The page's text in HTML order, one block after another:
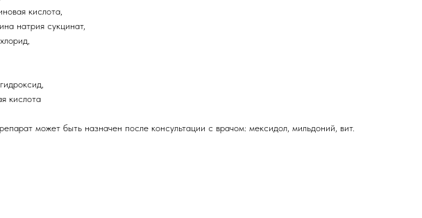
кислота,
натрия сукцинат,
кислота
может быть назначен после консультации с врачом: мексидол, мильдоний, вит.